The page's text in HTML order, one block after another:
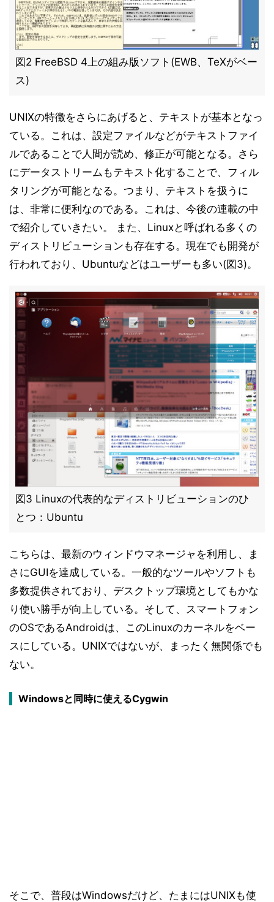
図2 FreeBSD 4上の組み版ソフト(EWB、TeXがベー
ス)
UNIXの特徴をさらにあげると、テキストが基本となっ
ている。これは、設定ファイルなどがテキストファイ
ルであることで人間が読め、修正が可能となる。さら
にデータストリームもテキスト化することで、フィル
タリングが可能となる。つまり、テキストを扱うに
は、非常に便利なのである。これは、今後の連載の中
で紹介していきたい。 また、Linuxと呼ばれる多くの
ディストリビューションも存在する。現在でも開発が
行われており、Ubuntuなどはユーザーも多い(図3)。
図3 Linuxの代表的なディストリビューションのひ
とつ：Ubuntu
こちらは、最新のウィンドウマネージャを利用し、ま
さにGUIを達成している。一般的なツールやソフトも
多数提供されており、デスクトップ環境としてもかな
り使い勝手が向上している。そして、スマートフォン
のOSであるAndroidは、このLinuxのカーネルをベー
スにしている。UNIXではないが、まったく無関係でも
ない。
Windowsと同時に使えるCygwin
そこで、普段はWindowsだけど、たまにはUNIXも使